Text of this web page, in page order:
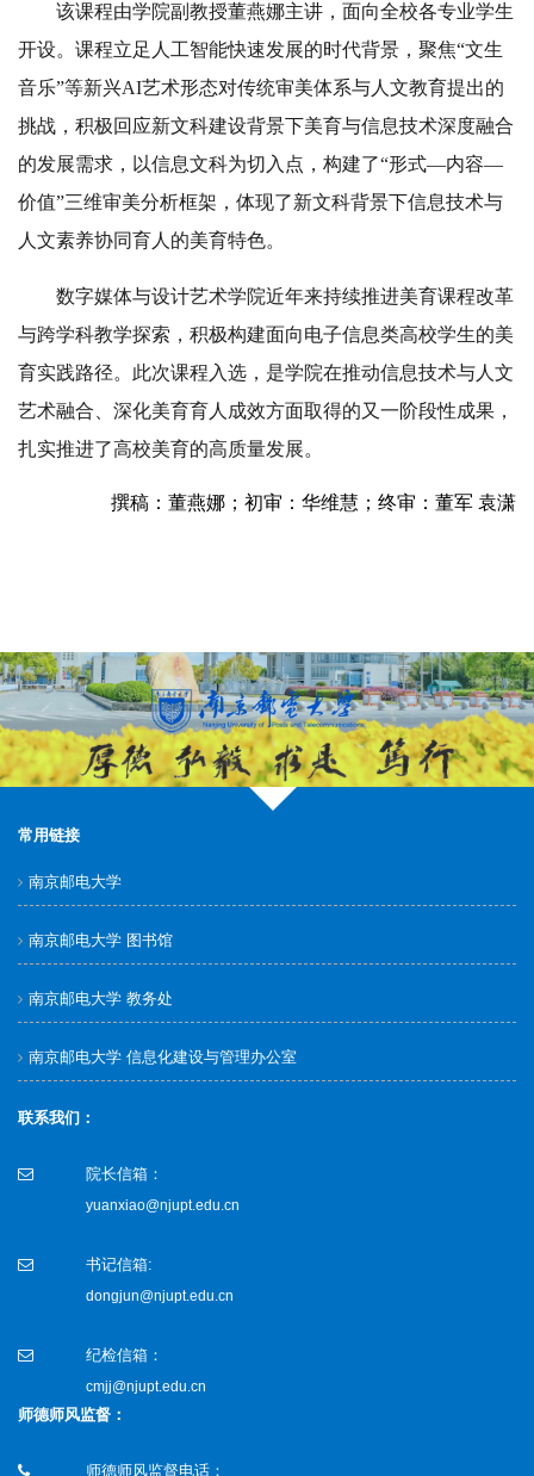
该课程由学院副教授董燕娜主讲，面向全校各专业学生
开设。课程立足人工智能快速发展的时代背景，聚焦“文生
音乐”等新兴AI艺术形态对传统审美体系与人文教育提出的
挑战，积极回应新文科建设背景下美育与信息技术深度融合
的发展需求，以信息文科为切入点，构建了“形式—内容—
价值”三维审美分析框架，体现了新文科背景下信息技术与
人文素养协同育人的美育特色。
数字媒体与设计艺术学院近年来持续推进美育课程改革
与跨学科教学探索，积极构建面向电子信息类高校学生的美
育实践路径。此次课程入选，是学院在推动信息技术与人文
艺术融合、深化美育育人成效方面取得的又一阶段性成果，
扎实推进了高校美育的高质量发展。
撰稿：董燕娜；初审：华维慧；终审：董军 袁潇
常用链接
南京邮电大学
南京邮电大学 图书馆
南京邮电大学 教务处
南京邮电大学 信息化建设与管理办公室
联系我们：
院长信箱：
yuanxiao@njupt.edu.cn
书记信箱:
dongjun@njupt.edu.cn
纪检信箱：
cmjj@njupt.edu.cn
师德师风监督：
师德师风监督电话：